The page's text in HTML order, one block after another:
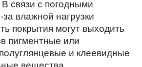
такого
случае выделения
вещества
и после
воздействия смыть без